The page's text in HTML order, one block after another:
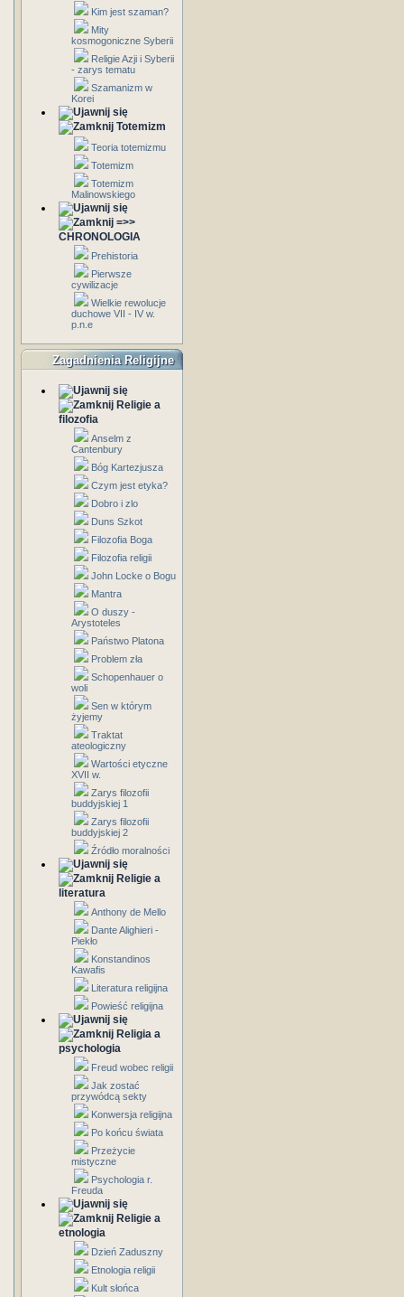
Kim jest szaman?
Mity
kosmogoniczne Syberii
Religie Azji i Syberii
- zarys tematu
Szamanizm w
Korei
Totemizm
Teoria totemizmu
Totemizm
Totemizm
Malinowskiego
=>>
CHRONOLOGIA
Prehistoria
Pierwsze
cywilizacje
Wielkie rewolucje
duchowe VII - IV w.
p.n.e
Zagadnienia Religijne
Religie a
filozofia
Anselm z
Cantenbury
Bóg Kartezjusza
Czym jest etyka?
Dobro i zlo
Duns Szkot
Filozofia Boga
Filozofia religii
John Locke o Bogu
Mantra
O duszy -
Arystoteles
Państwo Platona
Problem zła
Schopenhauer o
woli
Sen w którym
żyjemy
Traktat
ateologiczny
Wartości etyczne
XVII w.
Zarys filozofii
buddyjskiej 1
Zarys filozofii
buddyjskiej 2
Źródło moralności
Religie a
literatura
Anthony de Mello
Dante Alighieri -
Piekło
Konstandinos
Kawafis
Literatura religijna
Powieść religijna
Religia a
psychologia
Freud wobec religii
Jak zostać
przywódcą sekty
Konwersja religijna
Po końcu świata
Przeżycie
mistyczne
Psychologia r.
Freuda
Religie a
etnologia
Dzień Zaduszny
Etnologia religii
Kult słońca